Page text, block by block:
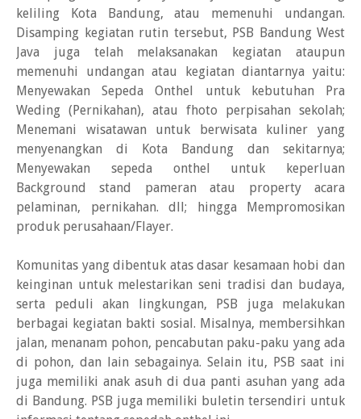
keliling Kota Bandung, atau memenuhi undangan.
Disamping kegiatan rutin tersebut, PSB Bandung West
Java juga telah melaksanakan kegiatan ataupun
memenuhi undangan atau kegiatan diantarnya yaitu:
Menyewakan Sepeda Onthel untuk kebutuhan Pra
Weding (Pernikahan), atau fhoto perpisahan sekolah;
Menemani wisatawan untuk berwisata kuliner yang
menyenangkan di Kota Bandung dan sekitarnya;
Menyewakan sepeda onthel untuk keperluan
Background stand pameran atau property acara
pelaminan, pernikahan. dll; hingga Mempromosikan
produk perusahaan/Flayer.
Komunitas yang dibentuk atas dasar kesamaan hobi dan
keinginan untuk melestarikan seni tradisi dan budaya,
serta peduli akan lingkungan, PSB juga melakukan
berbagai kegiatan bakti sosial. Misalnya, membersihkan
jalan, menanam pohon, pencabutan paku-paku yang ada
di pohon, dan lain sebagainya. Selain itu, PSB saat ini
juga memiliki anak asuh di dua panti asuhan yang ada
di Bandung. PSB juga memiliki buletin tersendiri untuk